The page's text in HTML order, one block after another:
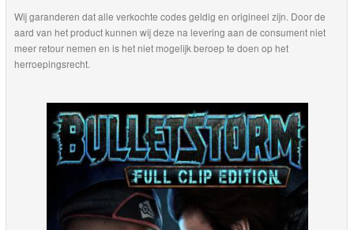
Wij garanderen dat alle verkochte codes geldig en origineel zijn. Door de
aard van het product kunnen wij deze na levering aan de consument niet
meer retour nemen en is het niet mogelijk beroep te doen op het
herroepingsrecht.